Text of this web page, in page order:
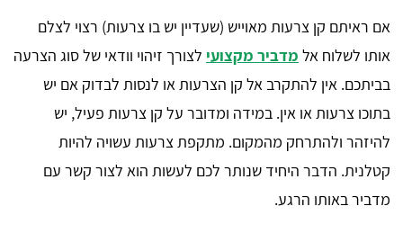
אם ראיתם קן צרעות מאוייש (שעדיין יש בו צרעות) רצוי לצלם
אותו לשלוח אל מדביר מקצועי לצורך זיהוי וודאי של סוג הצרעה
בביתכם. אין להתקרב אל קן הצרעות או לנסות לבדוק אם יש
בתוכו צרעות או אין. במידה ומדובר על קן צרעות פעיל, יש
להיזהר ולהתרחק מהמקום. מתקפת צרעות עשויה להיות
קטלנית. הדבר היחיד שנותר לכם לעשות הוא לצור קשר עם
מדביר באותו הרגע.